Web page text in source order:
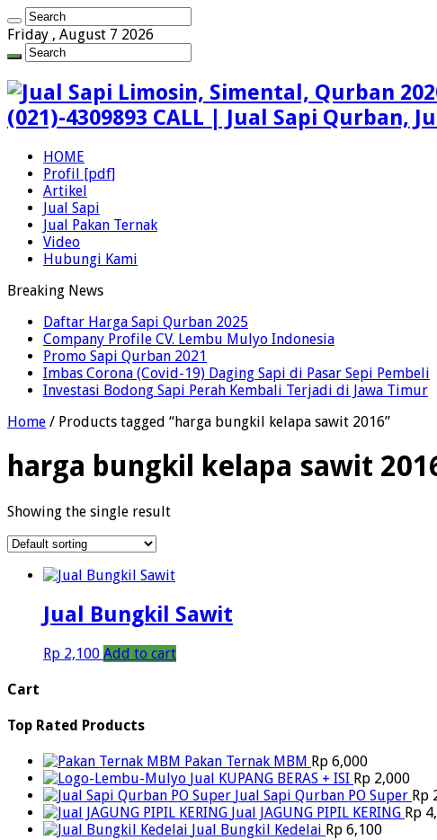
Friday , August 7 2026
(021)-4309893 CALL | Jual Sapi Qurban,
HOME
Profil [pdf]
Artikel
Jual Sapi
Jual Pakan Ternak
Video
Hubungi Kami
Breaking News
Daftar Harga Sapi Qurban 2025
Company Profile CV. Lembu Mulyo Indonesia
Promo Sapi Qurban 2021
Imbas Corona (Covid-19) Daging Sapi di Pasar Sepi Pembeli
Investasi Bodong Sapi Perah Kembali Terjadi di Jawa Timur
Home / Products tagged “harga bungkil kelapa sawit 2016”
harga bungkil kelapa sawit
Showing the single result
Jual Bungkil Sawit
Rp 2,100 Add to cart
Cart
Top Rated Products
Pakan Ternak MBM Rp 6,000
Jual KUPANG BERAS + ISI Rp 2,000
Jual Sapi Qurban PO Super Rp
Jual JAGUNG PIPIL KERING Rp
Jual Bungkil Kedelai Rp 6,100